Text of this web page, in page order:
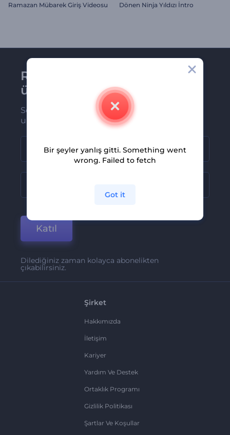
Ramazan Mübarek Giriş Videosu Dönen Ninja Yıldızı İntro
Renderforest bültenine
üye olun
Son haber ve tekliflerimiz ilk olarak size
ulaşsın
Katıl
Dilediğiniz zaman kolayca abonelikten
çıkabilirsiniz.
Şirket
Hakkımızda
İletişim
Kariyer
Yardım Ve Destek
Ortaklık Programı
Gizlilik Politikası
Şartlar Ve Koşullar
Bir şeyler yanlış gitti. Something went
wrong. Failed to fetch
Got it